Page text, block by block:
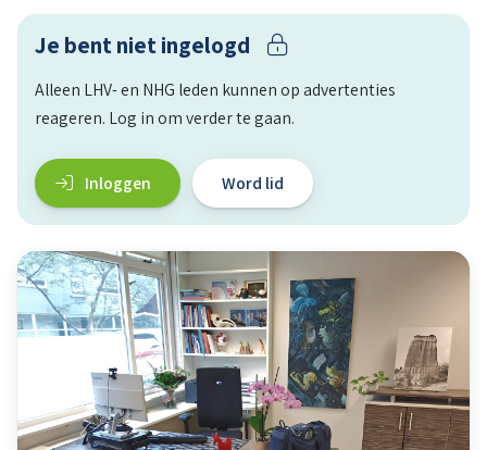
Je bent niet ingelogd
Alleen LHV- en NHG leden kunnen op advertenties
reageren. Log in om verder te gaan.
Inloggen Word lid